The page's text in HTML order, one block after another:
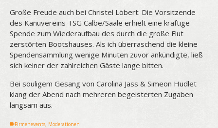
Große Freude auch bei Christel Löbert: Die Vorsitzende
des Kanuvereins TSG Calbe/Saale erhielt eine kräftige
Spende zum Wiederaufbau des durch die große Flut
zerstörten Bootshauses. Als ich überraschend die kleine
Spendensammlung wenige Minuten zuvor ankündigte, ließ
sich keiner der zahlreichen Gäste lange bitten.
Bei souligem Gesang von Carolina Jass & Simeon Hudlet
klang der Abend nach mehreren begeisterten Zugaben
langsam aus.
Firmenevents, Moderationen